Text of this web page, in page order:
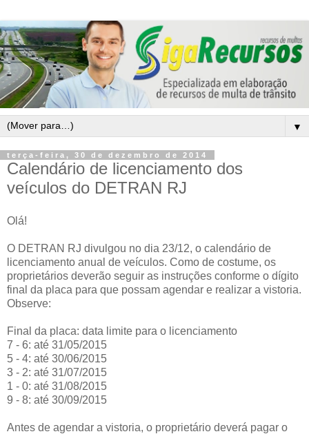
▼
terça-feira, 30 de dezembro de 2014
Calendário de licenciamento dos
veículos do DETRAN RJ
Olá!
O DETRAN RJ divulgou no dia 23/12, o calendário de
licenciamento anual de veículos. Como de costume, os
proprietários deverão seguir as instruções conforme o dígito
final da placa para que possam agendar e realizar a vistoria.
Observe:
Final da placa: data limite para o licenciamento
7 - 6: até 31/05/2015
5 - 4: até 30/06/2015
3 - 2: até 31/07/2015
1 - 0: até 31/08/2015
9 - 8: até 30/09/2015
Antes de agendar a vistoria, o proprietário deverá pagar o